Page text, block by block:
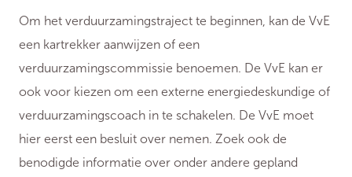
Om het verduurzamingstraject te beginnen, kan de VvE
een kartrekker aanwijzen of een
verduurzamingscommissie benoemen. De VvE kan er
ook voor kiezen om een externe energiedeskundige of
verduurzamingscoach in te schakelen. De VvE moet
hier eerst een besluit over nemen. Zoek ook de
benodigde informatie over onder andere gepland